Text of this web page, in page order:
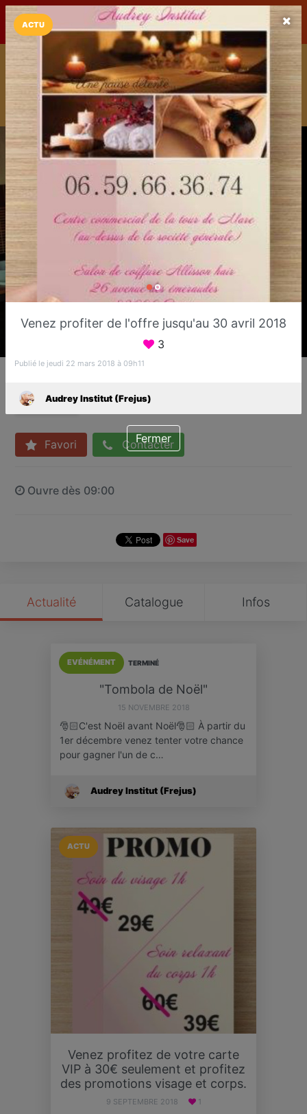
LaCarte LaCarte sur
Play Store
Installez l'App LaCarte
Téléchargez gratuitement l'app LaCarte pour suivre vos
commerces favoris et ne rien rater !
Télécharger Plus tard
Audrey Institut (Frejus)
Fréjus
Favori Contacter
Ouvre dès 09:00
Save
Actualité Catalogue Infos
TERMINÉ
EVÉNÉMENT
"Tombola de Noël"
15 NOVEMBRE 2018
🎅🏻C'est Noël avant Noël🎅🏻 À partir du
1er décembre venez tenter votre chance
pour gagner l'un de c…
Audrey Institut (Frejus)
ACTU
Venez profitez de votre carte
VIP à 30€ seulement et profitez
des promotions visage et corps.
9 SEPTEMBRE 2018 1
ACTU
Venez profiter de l'offre jusqu'au 30 avril 2018
3
Publié le jeudi 22 mars 2018 à 09h11
Audrey Institut (Frejus)
Fermer